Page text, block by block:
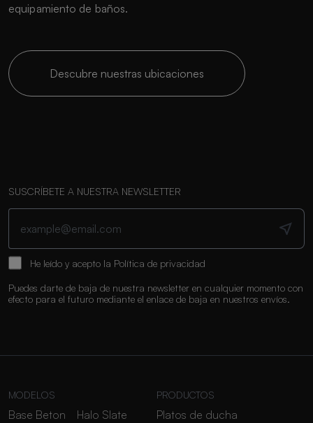
equipamiento de baños.
Descubre nuestras ubicaciones
SUSCRÍBETE A NUESTRA NEWSLETTER
He leído y acepto la Política de privacidad
Puedes darte de baja de nuestra newsletter en cualquier momento con
efecto para el futuro mediante el enlace de baja en nuestros envíos.
MODELOS
Base Beton
Halo Slate
PRODUCTOS
Platos de ducha